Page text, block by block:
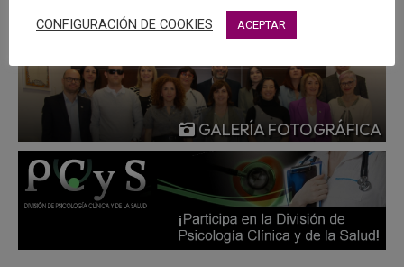
GALERÍA FOTOGRÁFICA
CONFIGURACIÓN DE COOKIES ACEPTAR